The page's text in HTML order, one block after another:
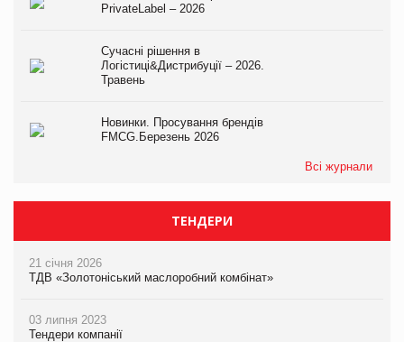
PrivateLabel – 2026
Сучасні рішення в
Логістиці&Дистрибуції – 2026.
Травень
Новинки. Просування брендів
FMCG.Березень 2026
Всі журнали
ТЕНДЕРИ
21 січня 2026
ТДВ «Золотоніський маслоробний комбінат»
03 липня 2023
Тендери компанії